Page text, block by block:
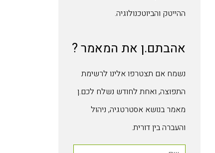
ההייטק והביוטכנולוגיה.
אהבתם.ן את המאמר ?
נשמח אם תצטרפו אלינו לרשימת
התפוצה, ואחת לחודש נשלח לכם.ן
מאמר בנושא אסטרטגיה, ניהול
והעברה בין דורית.